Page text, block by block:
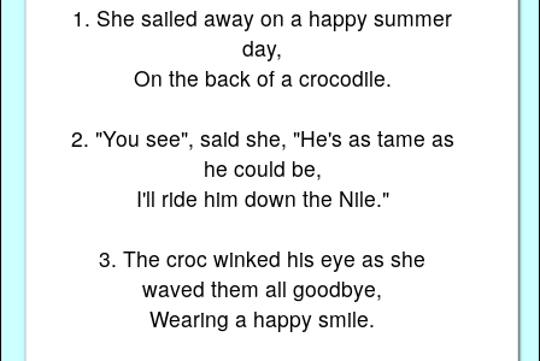
1. She sailed away on a happy summer
day,
On the back of a crocodile.
2. "You see", said she, "He's as tame as
he could be,
I'll ride him down the Nile."
3. The croc winked his eye as she
waved them all goodbye,
Wearing a happy smile.